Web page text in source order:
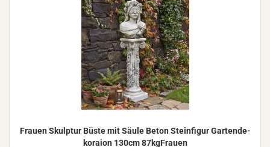
Frau­en Skulp­tur Büste mit Säule Beton Stein­fi­gur Gar­ten­de­
ko­rai­on 130cm 87kgFrauen